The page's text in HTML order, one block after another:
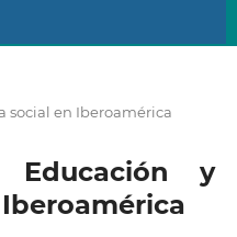
social en Iberoamérica
Educación y